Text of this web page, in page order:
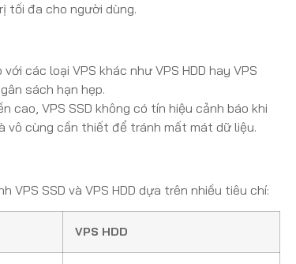
tối đa cho người dùng.
các loại VPS khác như VPS HDD hay VPS
sách hạn hẹp.
cao, VPS SSD không có tín hiệu cảnh báo khi
vô cùng cần thiết để tránh mất mát dữ liệu.
SSD và VPS HDD dựa trên nhiều tiêu chí:
VPS HDD